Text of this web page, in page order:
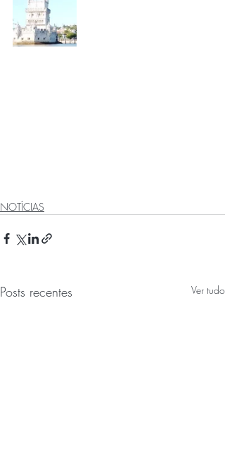
NOTÍCIAS
Posts recentes Ver tudo